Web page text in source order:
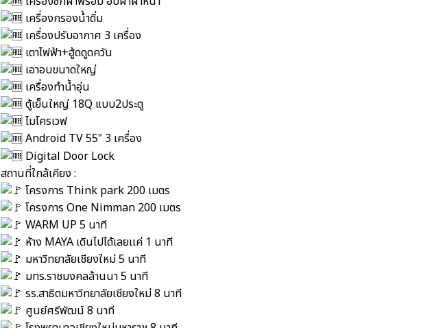
เครื่องกรองน้ำดิ่ม
เครื่องปรับอากาศ 3 เครื่อง
เตาไฟฟ้า+ฮู้ดดูดควัน
เอาอบขนาดใหญ่
เครื่องทำน้ำอุ่น
ตู้เย็นใหญ่ 18Q แบบ2ประตู
ไมโครเวฟ
Android TV 55″ 3 เครื่อง
Digital Door Lock
สถานที่ใกล้เคียง :
โครงการ Think park 200 เมตร
โครงการ One Nimman 200 เมตร
WARM UP 5 นาที
ห้าง MAYA เดินไปได้เลยเเค่ 1 นาที
มหาวิทยาลัยเชียงใหม่ 5 นาที
มทร.ราชมงคลล้านนา 5 นาที
รร.สาธิตมหาวิทยาลัยเชียงใหม่ 8 นาที
ศูนย์ศรีพัฒน์ 8 นาที